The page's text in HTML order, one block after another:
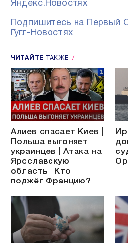
Яндекс.Новостях
Подпишитесь на Первый
Гугл-Новостях
ЧИТАЙТЕ ТАКЖЕ
Алиев спасает Киев |
Польша выгоняет
украинцев | Атака на
Ярославскую
область | Кто
поджёг Францию?